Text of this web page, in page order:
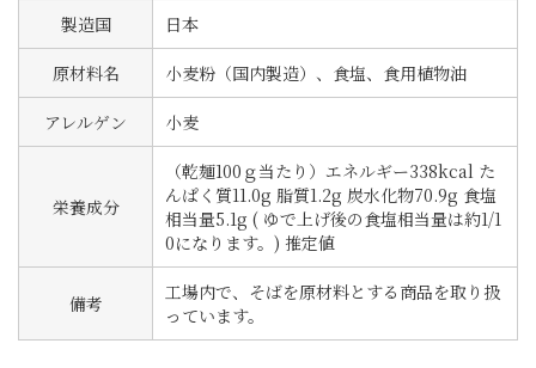
製造国 日本
原材料名 小麦粉（国内製造）、食塩、食用植物油
アレルゲン 小麦
栄養成分
（乾麺100ｇ当たり）エネルギー338kcal た
んぱく質11.0g 脂質1.2g 炭水化物70.9g 食塩
相当量5.1g ( ゆで上げ後の食塩相当量は約1/1
0になります。) 推定値
備考
工場内で、そばを原材料とする商品を取り扱
っています。